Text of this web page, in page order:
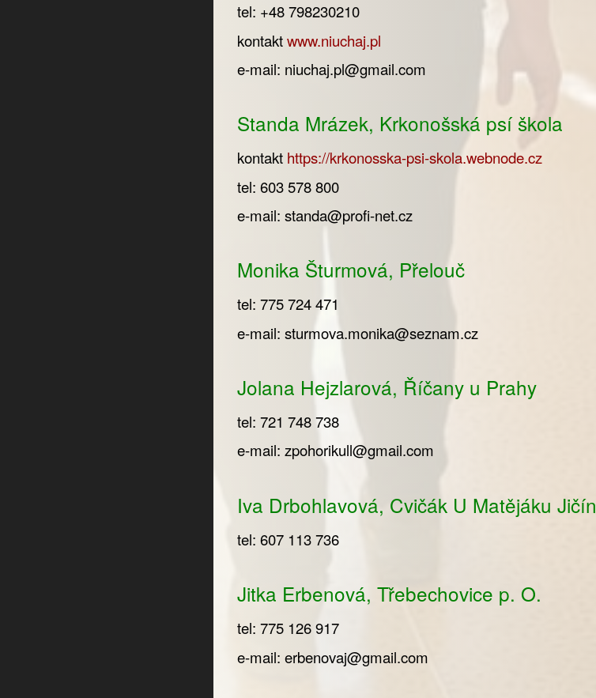
tel: +48 798230210
kontaktwww.niuchaj.pl
e-mail: niuchaj.pl@gmail.com
Standa Mrázek, Krkonošská psí škola
kontakt https://krkonosska-psi-skola.webnode.cz
tel: 603 578 800
e-mail: standa@profi-net.cz
Monika Šturmová, Přelouč
tel: 775 724 471
e-mail: sturmova.monika@seznam.cz
Jolana Hejzlarová, Říčany u Prahy
tel: 721 748 738
e-mail: zpohorikull@gmail.com
Iva Drbohlavová, Cvičák U Matějáku Jičín
tel: 607 113 736
Jitka Erbenová, Třebechovice p. O.
tel: 775 126 917
e-mail: erbenovaj@gmail.com